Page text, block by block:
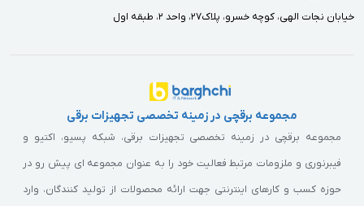
خيابان نجات الهى، كوچه خسرو، پلاك٢٧، واحد ٢، طبقه اول
مجموعه برقچی در زمینه تخصصی تجهیزات برقی
مجموعه برقچی در زمینه تخصصی تجهیزات برقی، شبکه پسیو، اکتیو و
فیبرنوری و ملزومات مرتبط فعالیت خود را به عنوان مجموعه ای پیش رو در
حوزه کسب و کارهای اینترنتی جهت ارائه محصولات از تولید کنندگان، وارد